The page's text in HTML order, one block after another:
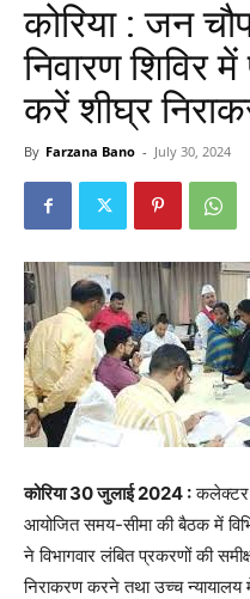
कोरिया : जन
निवारण शिविर
करें शीघ्र
By Farzana Bano - July 30, 2024
कोरिया 30 जुलाई 2024 :
आयोजित समय-सीमा की बैठक में
ने विभागवार लंबित प्रकरणों की
निराकरण करने तथा उच्च न्यायालय